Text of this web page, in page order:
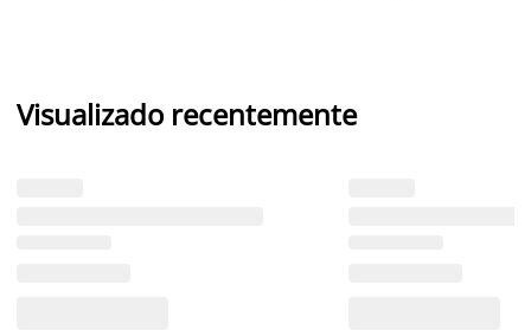
Visualizado recentemente